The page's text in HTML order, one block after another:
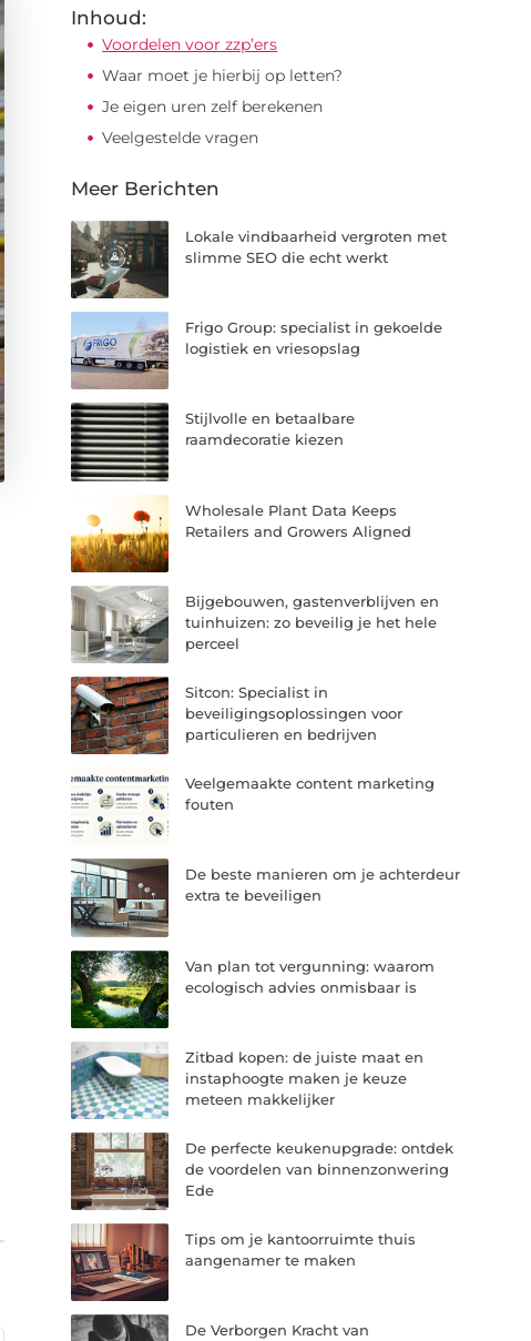
Inhoud:
Voordelen voor zzp’ers
Waar moet je hierbij op letten?
Je eigen uren zelf berekenen
Veelgestelde vragen
Meer Berichten
Lokale vindbaarheid vergroten met
slimme SEO die echt werkt
Frigo Group: specialist in gekoelde
logistiek en vriesopslag
Stijlvolle en betaalbare
raamdecoratie kiezen
Wholesale Plant Data Keeps
Retailers and Growers Aligned
Bijgebouwen, gastenverblijven en
tuinhuizen: zo beveilig je het hele
perceel
Sitcon: Specialist in
beveiligingsoplossingen voor
particulieren en bedrijven
Veelgemaakte content marketing
fouten
De beste manieren om je achterdeur
extra te beveiligen
Van plan tot vergunning: waarom
ecologisch advies onmisbaar is
Zitbad kopen: de juiste maat en
instaphoogte maken je keuze
meteen makkelijker
De perfecte keukenupgrade: ontdek
de voordelen van binnenzonwering
Ede
Tips om je kantoorruimte thuis
aangenamer te maken
De Verborgen Kracht van